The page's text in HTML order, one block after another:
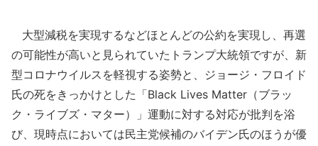
大型減税を実現するなどほとんどの公約を実現し、再選
の可能性が高いと見られていたトランプ大統領ですが、新
型コロナウイルスを軽視する姿勢と、ジョージ・フロイド
氏の死をきっかけとした「Black Lives Matter（ブラッ
ク・ライブズ・マター）」運動に対する対応が批判を浴
び、現時点においては民主党候補のバイデン氏のほうが優